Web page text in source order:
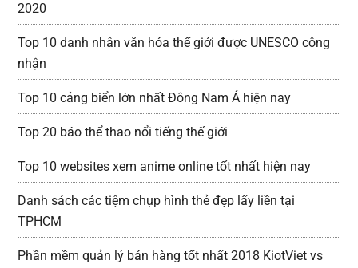
2020
Top 10 danh nhân văn hóa thế giới được UNESCO công
nhận
Top 10 cảng biển lớn nhất Đông Nam Á hiện nay
Top 20 báo thể thao nổi tiếng thế giới
Top 10 websites xem anime online tốt nhất hiện nay
Danh sách các tiệm chụp hình thẻ đẹp lấy liền tại
TPHCM
Phần mềm quản lý bán hàng tốt nhất 2018 KiotViet vs